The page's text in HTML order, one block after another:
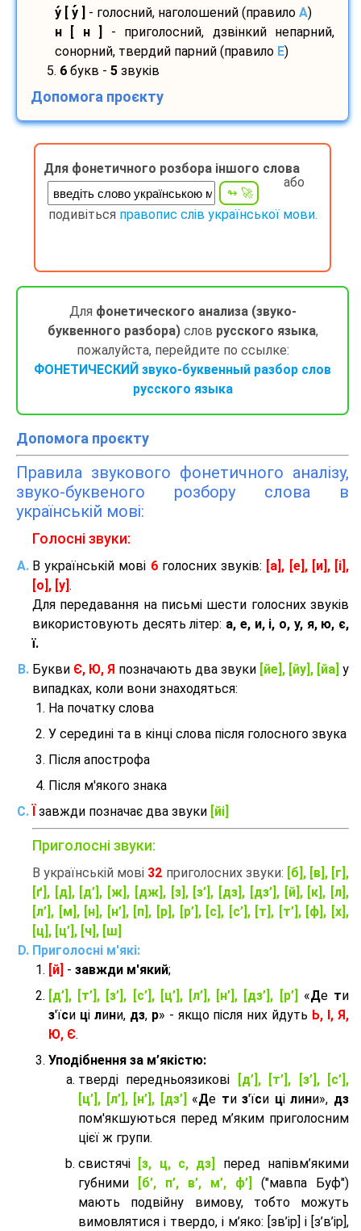
у [ у - голосний, наголошений (правило A)
н [ н ]
- приголосний, дзвінкий непарний,
сонорний, твердий парний (правило E)
5. 6 букв - 5 звуків
Допомога проєкту
Для фонетичного розбора іншого слова
або
подивіться правопис слів української мови.
Для фонетического анализа (звуко-
буквенного разбора)слов русского языка,
пожалуйста, перейдите по ссылке:
ФОНЕТИЧЕСКИЙ звуко-буквенный разбор слов
русского языка
Допомога проєкту
Правила звукового фонетичного аналізу,
звуко-буквеного розбору слова в
українській мові:
Голосні звуки:
В українській мові 6голосних звуків:
[а], [е], [и], [і],
[о], [у] .
Для передавання на письмі шести голосних звуків
використовують десять літер: а, е, и, і, о, у, я, ю, є,
ї.
Букви Є, Ю, Я позначають два звуки [йе], [йу], [йа] у
випадках, коли вони знаходяться:
На початку слова
У середині та в кінці слова після голосного звука
Після апострофа
Після м'якого знака
завжди позначає два звуки [йі]
Приголосні звуки:
В українській мові 32 приголосних звуки: [б], [в], [г],
[ґ], [д], [д’], [ж], [дж], [з], [з’], [дз], [дз’], [й], [к], [л],
[л’], [м], [н], [н’], [п], [р], [р’], [с], [с’], [т], [т’], [ф], [х],
[ц], [ц’], [ч], [ш]
Приголосні м'які:
[й] - завжди м'який;
[д’], [т’], [з’], [с’], [ц’], [л’], [н’], [дз’], [р’]
«Де ти
з'їси ці лини, дз, р» - якщо після них йдуть Ь, І, Я,
Ю, Є.
Уподібнення за м’якістю:
тверді передньоязикові
[д’], [т’], [з’], [с’],
[ц’], [л’], [н’], [дз’] «Де тиз'їси цілини», дз
пом'якшуються перед м’яким приголосним
цієї ж групи.
cвистячі
[з, ц, с, дз]
перед напівм’якими
губними
[б’, п’, в’, м’, ф’]
("мавпа Буф")
мають подвійну вимову, тобто можуть
вимовлятися і твердо, і м’яко: [зв’ір] і [з’в’ір],